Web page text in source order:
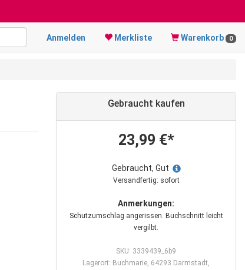
Anmelden Merkliste Warenkorb 0
Gebraucht kaufen
23,99 €*
Gebraucht, Gut
Versandfertig: sofort
Anmerkungen:
Schutzumschlag angerissen. Buchschnitt leicht
vergilbt.
SKU: 3339439_6b9
Lagerort: Buchmarie, 64293 Darmstadt,